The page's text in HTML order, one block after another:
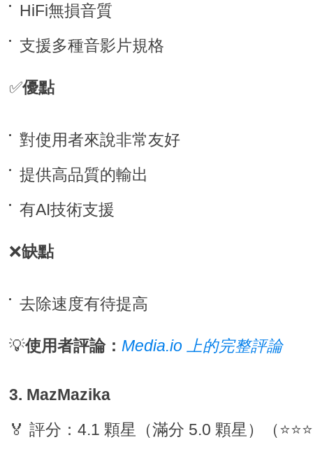
HiFi無損音質
支援多種音影片規格
✅優點
對使用者來說非常友好
提供高品質的輸出
有AI技術支援
❌缺點
去除速度有待提高
💡使用者評論：Media.io 上的完整評論
3. MazMazika
🏅 評分：4.1 顆星（滿分 5.0 顆星）（